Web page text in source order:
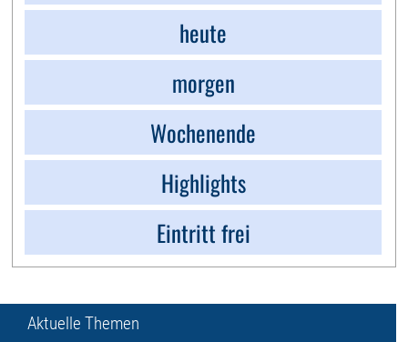
heute
morgen
Wochenende
Highlights
Eintritt frei
Aktuelle Themen